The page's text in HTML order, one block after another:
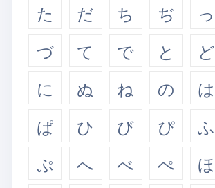
た
だ ち ぢ っ
づ
て で と ど
に
ぬ ね の は
ぱ
ひ び ぴ ふ
ぷ
へ べ ぺ ほ